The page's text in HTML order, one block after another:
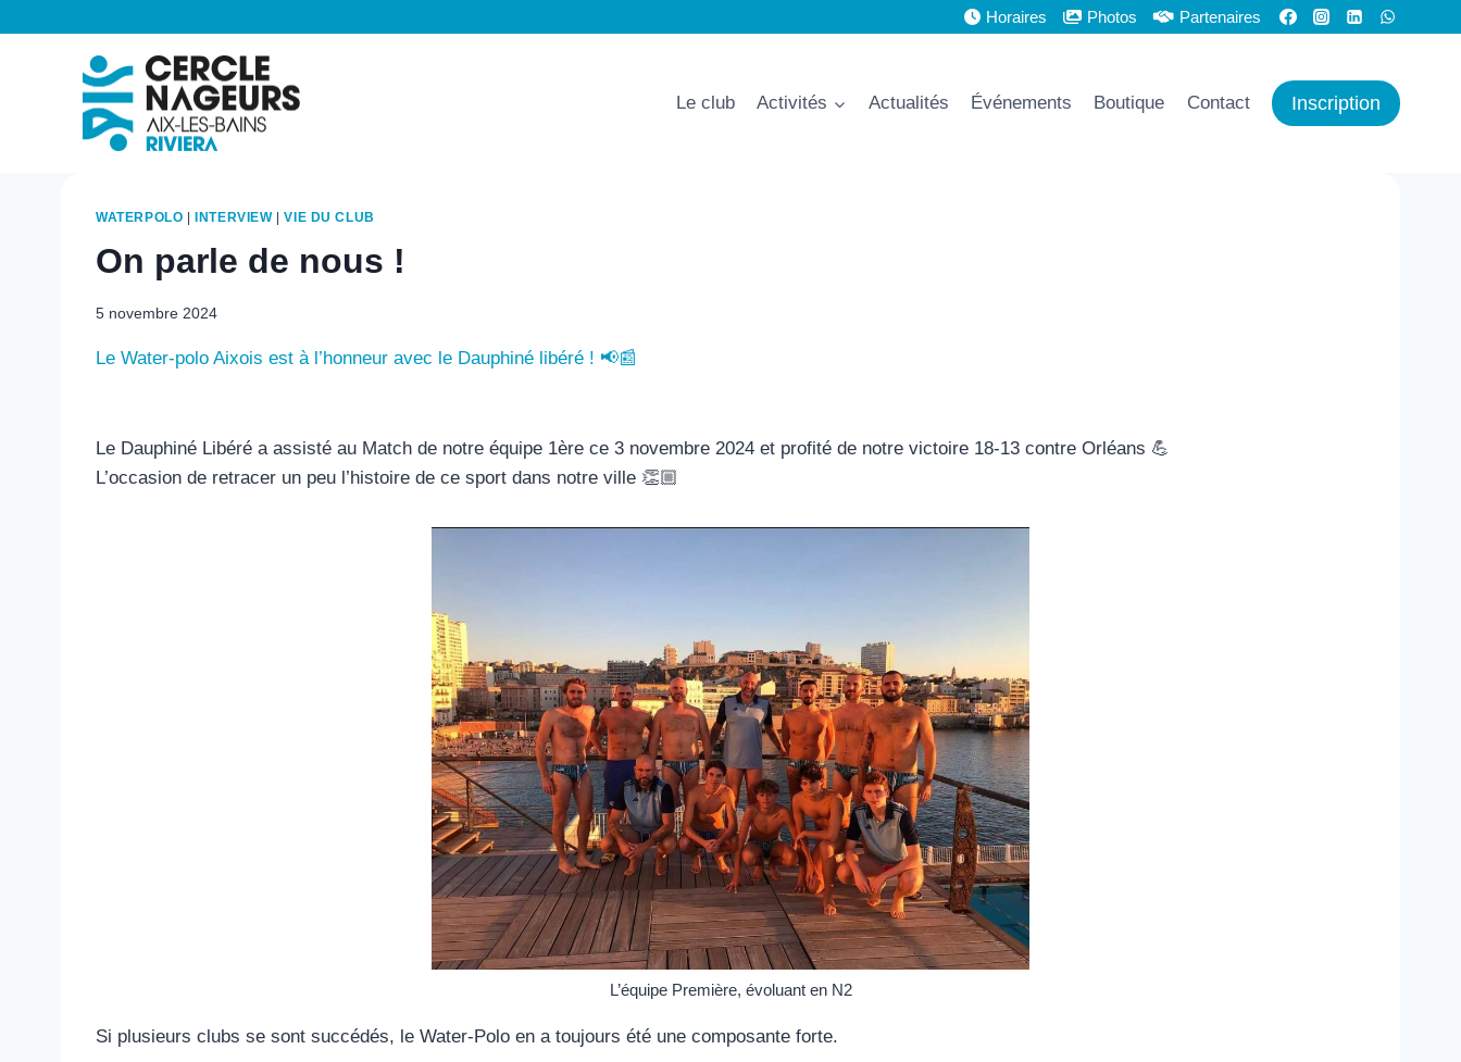
Horaires Photos Partenaires
Le club Activités Actualités Événements Boutique Contact Inscription
WATERPOLO INTERVIEW|VIE DU CLUB
On parle de nous !
5 novembre 2024
Le Water-polo Aixois est à l’honneur avec le Dauphiné libéré ! 📢📰
Le Dauphiné Libéré a assisté au Match de notre équipe 1ère ce 3 novembre 2024 et profité de notre victoire 18-13 contre Orléans 💪
L’occasion de retracer un peu l’histoire de ce sport dans notre ville 👏🏼
L’équipe Première, évoluant en N2
Si plusieurs clubs se sont succédés, le Water-Polo en a toujours été une composante forte.